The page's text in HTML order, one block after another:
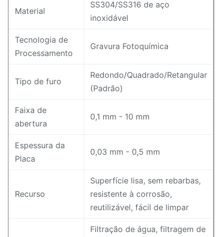
Material
SS304/SS316 de aço
inoxidável
Tecnologia de
Processamento
Gravura Fotoquímica
Tipo de furo
Redondo/Quadrado/Retangular
(Padrão)
Faixa de
abertura
0,1 mm - 10 mm
Espessura da
Placa
0,03 mm - 0,5 mm
Recurso
Superfície lisa, sem rebarbas,
resistente à corrosão,
reutilizável, fácil de limpar
Filtração de água, filtragem de